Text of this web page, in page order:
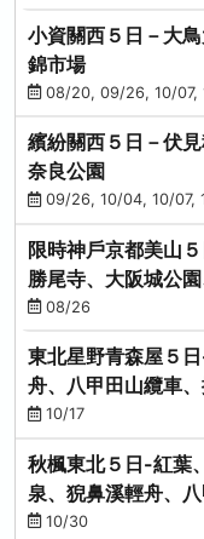
小資關西５日－大
錦市場
08/20, 09/26, 10/07,
繽紛關西５日－伏
奈良公園
09/26, 10/04, 10/07,
限時神戶京都美山
勝尾寺、大阪城公
08/26
東北星野青森屋５
舟、八甲田山纜車
(不進免稅店)
10/17
秋楓東北５日-紅葉
泉、猊鼻溪輕舟、
進免稅店)
10/30